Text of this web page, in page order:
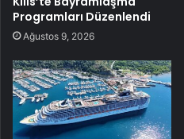
Programları Düzenlendi
Ağustos 9, 2026